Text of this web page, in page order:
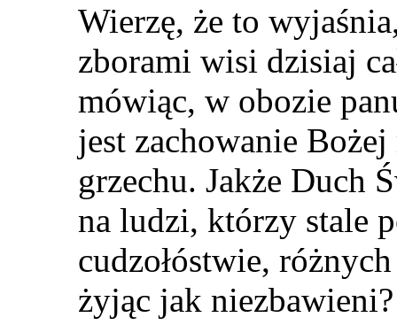
Wierzę, że to
zborami wisi dzisiaj
mówiąc, w obozie
jest zachowanie
grzechu. Jakże Duch
na ludzi, którzy stale
cudzołóstwie,
żyjąc jak niezbawieni?